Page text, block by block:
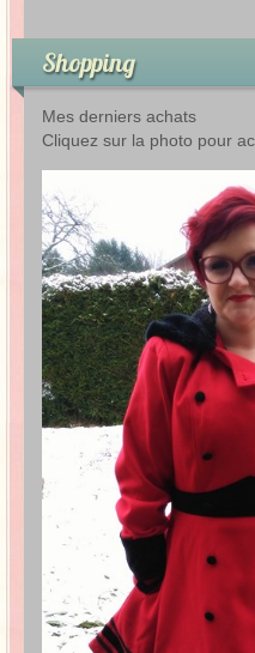
Shopping
Mes derniers achats
Cliquez sur la photo pour